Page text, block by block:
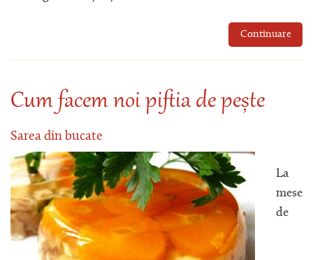
Continuare
Cum facem noi piftia de pește
Sarea din bucate
La
mese
de